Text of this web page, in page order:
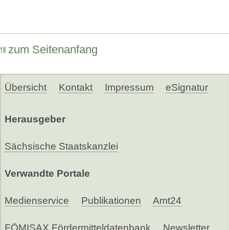
zum Seitenanfang
Übersicht Kontakt Impressum eSignatur
Herausgeber
Sächsische Staatskanzlei
Verwandte Portale
Medienservice Publikationen Amt24
FÖMISAX Fördermitteldatenbank Newsletter